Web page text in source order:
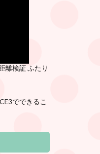
離検証ふたり
でできるこ